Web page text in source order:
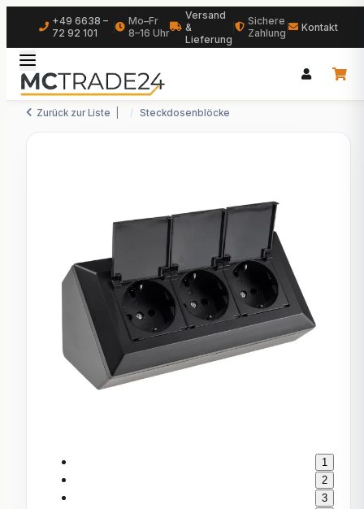
+49 6638 –
72 92 101
Mo–Fr
8–16 Uhr
Versand
&
Lieferung
Sichere
Zahlung
Kontakt
Zurück zur Liste Steckdosenblöcke
1
2
3